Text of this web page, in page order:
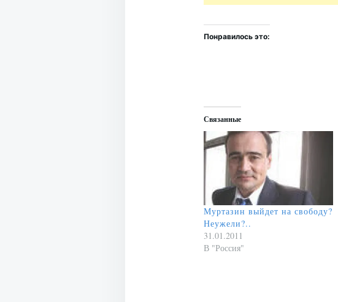
Понравилось это:
Связанные
Муртазин выйдет на свободу?
Неужели?..
31.01.2011
В "Россия"